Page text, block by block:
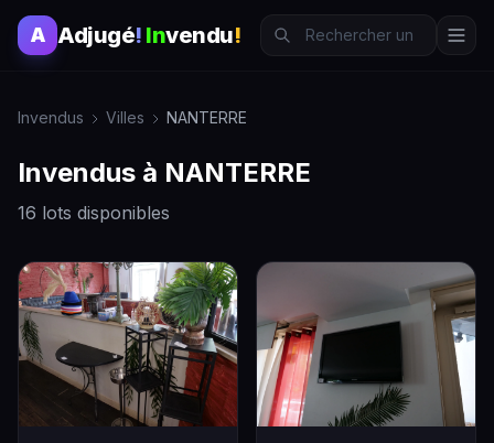
A Adjugé! Invendu!
Invendus Villes NANTERRE
Invendus à NANTERRE
16 lots disponibles